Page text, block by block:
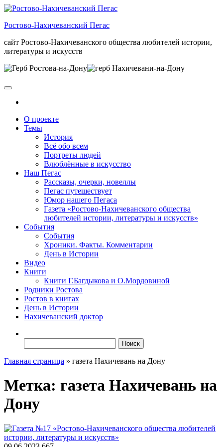
Skip
the
Ростово-Нахичеванский Пегас
сайт Ростово-Нахичеванского общества любителей истории,
литературы и искусств
О проекте
Темы
История
Всё обо всем
Портреты людей
Влюблённые в искусство
Наш Пегас
Рассказы, очерки, новеллы
Пегас путешествует
Юмор нашего Пегаса
Газета «Ростово-Нахичеванского общества
любителей истории, литературы и искусств»
События
События
Хроники. Факты. Комментарии
День в Истории
Видео
Книги
Книги Г.Багдыкова и О.Мордовиной
Родники Ростова
Ростов в книгах
День в Истории
Нахичеванский доктор
Главная страница » газета Нахичевань на Дону
Метка: газета Нахичевань на
Дону